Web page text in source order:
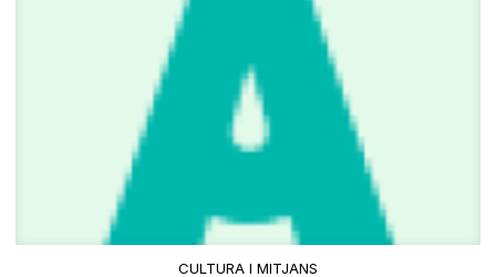
CULTURA I MITJANS